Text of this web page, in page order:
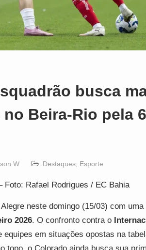
busca
Beira-Rio pela
W Destaques Esporte
Foto: Rafael Rodrigues / EC Bahia
neste domingo (15/03) com
2026. O confronto contra o
em situações opostas na